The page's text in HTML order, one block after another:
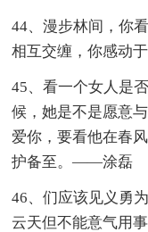
44、漫步林间，你
相互交缠，你感动
45、看一个女人是
候，她是不是愿意
爱你，要看他在春
护备至。——涂磊
46、们应该见义勇
云天但不能意气用